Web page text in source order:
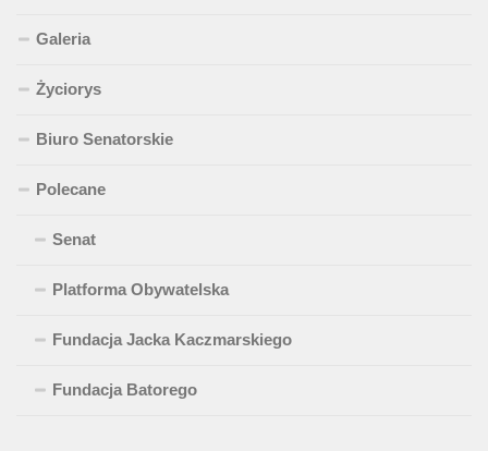
Galeria
Życiorys
Biuro Senatorskie
Polecane
Senat
Platforma Obywatelska
Fundacja Jacka Kaczmarskiego
Fundacja Batorego